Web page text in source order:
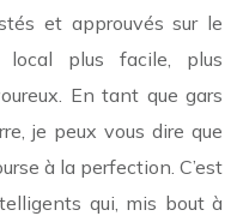
et approuvés sur le
plus facile, plus
En tant que gars
je peux vous dire que
à la perfection. C’est
qui, mis bout à